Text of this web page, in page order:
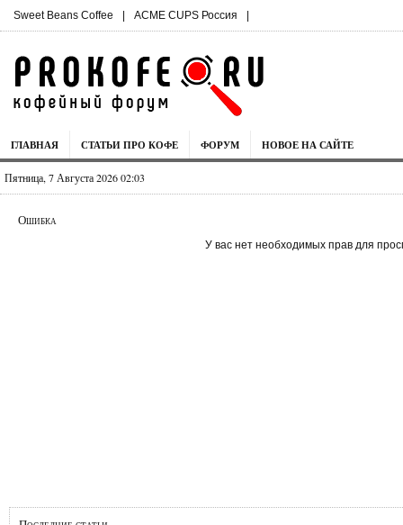
Sweet Beans Coffee | ACME CUPS Россия |
ГЛАВНАЯ СТАТЬИ ПРО КОФЕ ФОРУМ НОВОЕ НА САЙТЕ
Пятница, 7 Августа 2026 02:03
Ошибка
У вас нет необходимых прав для